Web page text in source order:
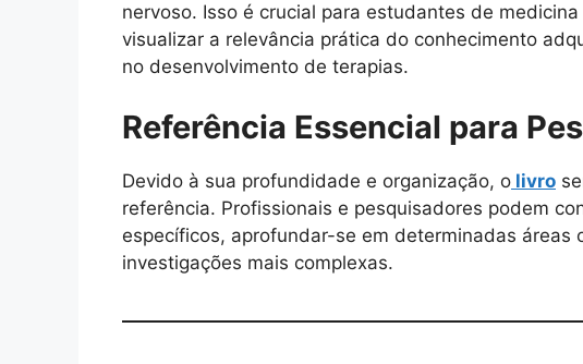
nervoso. Isso é crucial para estudantes de
visualizar a relevância prática do conhecimento
no desenvolvimento de terapias.
Referência Essencial para
Devido à sua profundidade e organização, o livro
referência. Profissionais e pesquisadores podem
específicos, aprofundar-se em determinadas áreas
investigações mais complexas.